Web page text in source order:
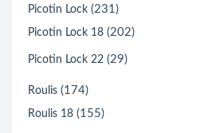
Picotin Lock (231)
Picotin Lock 18 (202)
Picotin Lock 22 (29)
Roulis (174)
Roulis 18 (155)